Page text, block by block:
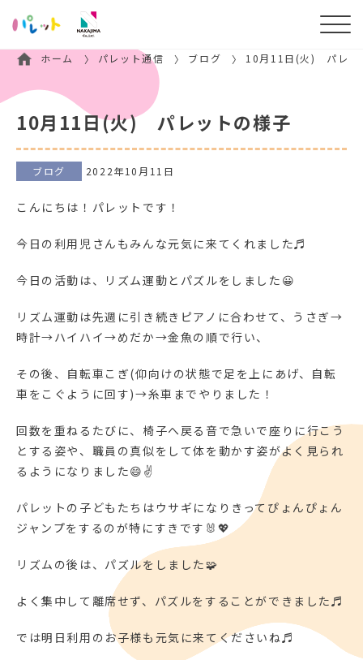
ホーム パレット通信 ブログ 10月11日(火) パレッ
10月11日(火) パレットの様子
ブログ 2022年10月11日
こんにちは！パレットです！
今日の利用児さんもみんな元気に来てくれました♬
今日の活動は、リズム運動とパズルをしました😀
リズム運動は先週に引き続きピアノに合わせて、うさぎ→
時計→ハイハイ→めだか→金魚の順で行い、
その後、自転車こぎ(仰向けの状態で足を上にあげ、自転
車をこぐように回す)→糸車までやりました！
回数を重ねるたびに、椅子へ戻る音で急いで座りに行こう
とする姿や、職員の真似をして体を動かす姿がよく見られ
るようになりました😄✌
パレットの子どもたちはウサギになりきってぴょんぴょん
ジャンプをするのが特にすきです🐰💖
リズムの後は、パズルをしました🧩
よく集中して離席せず、パズルをすることができました♬
では明日利用のお子様も元気に来てくださいね♬